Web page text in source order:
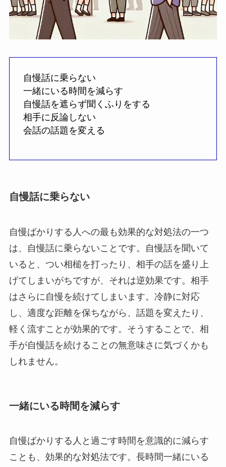
自慢話に乗らない
一緒にいる時間を減らす
自慢話を遮らず聞くふりをする
相手に反論しない
会話の話題を変える
自慢話に乗らない
自慢ばかりする人への最も効果的な対処法の一つ
は、自慢話に乗らないことです。自慢話を聞いて
いると、つい相槌を打ったり、相手の話を盛り上
げてしまいがちですが、それは逆効果です。相手
はさらに自慢を続けてしまいます。冷静に対応
し、適度な距離を保ちながら、話題を変えたり、
軽く流すことが効果的です。そうすることで、相
手が自慢話を続けることの無意味さに気づくかも
しれません。
一緒にいる時間を減らす
自慢ばかりする人と過ごす時間を意識的に減らす
ことも、効果的な対処法です。長時間一緒にいる